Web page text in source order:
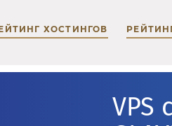
ХОСТИНГОВ
VPS